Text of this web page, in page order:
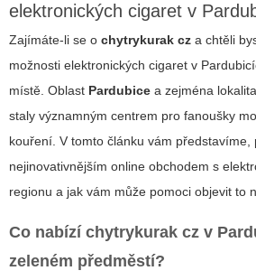
elektronických cigaret v
Zajímáte-li se o chytrykurak cz a chtěli
možnosti elektronických cigaret v
místě. Oblast Pardubice a zejména lokalita
staly významným centrem pro fanoušky
kouření. V tomto článku vám představíme,
nejinovativnějším online obchodem s
regionu a jak vám může pomoci objevit to
Co nabízí chytrykurak cz v
zeleném předměstí?